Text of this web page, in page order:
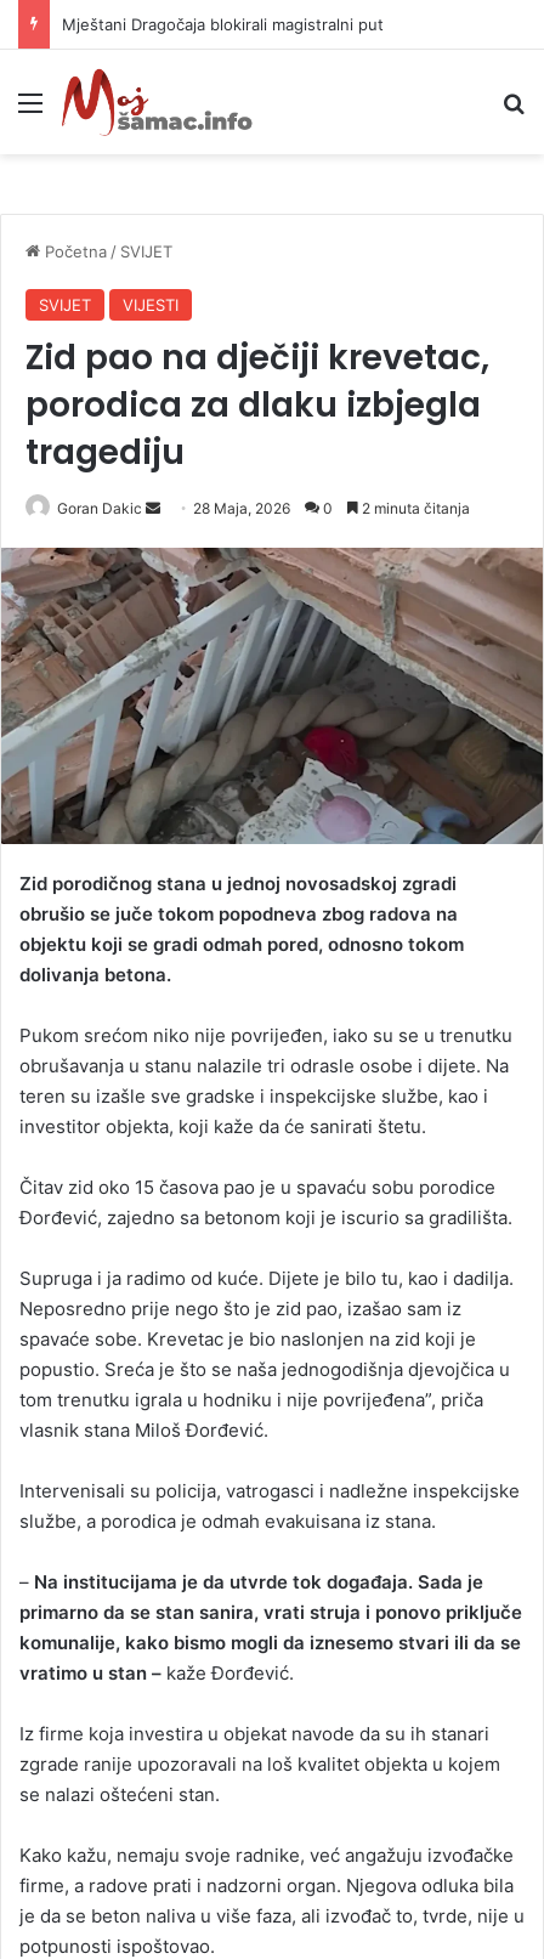
Helikopter ponovo gasi vatru u selima kod Trebinja
Meni
Početna / SVIJET
SVIJET VIJESTI
Zid pao na dječiji krevetac,
porodica za dlaku izbjegla
tragediju
Goran Dakic
n
d
a
n
m
a
i
28 Maja, 2026 0 2 minuta čitanja
Zid porodičnog stana u jednoj novosadskoj zgradi
obrušio se juče tokom popodneva zbog radova na
objektu koji se gradi odmah pored, odnosno tokom
dolivanja betona.
Pukom srećom niko nije povrijeđen, iako su se u trenutku
obrušavanja u stanu nalazile tri odrasle osobe i dijete. Na
teren su izašle sve gradske i inspekcijske službe, kao i
investitor objekta, koji kaže da će sanirati štetu.
Čitav zid oko 15 časova pao je u spavaću sobu porodice
Đorđević, zajedno sa betonom koji je iscurio sa gradilišta.
Supruga i ja radimo od kuće. Dijete je bilo tu, kao i dadilja.
Neposredno prije nego što je zid pao, izašao sam iz
spavaće sobe. Krevetac je bio naslonjen na zid koji je
popustio. Sreća je što se naša jednogodišnja d‌jevojčica u
tom trenutku igrala u hodniku i nije povrijeđena”, priča
vlasnik stana Miloš Đorđević.
Intervenisali su policija, vatrogasci i nadležne inspekcijske
službe, a porodica je odmah evakuisana iz stana.
– Na institucijama je da utvrde tok događaja. Sada je
primarno da se stan sanira, vrati struja i ponovo priključe
komunalije, kako bismo mogli da iznesemo stvari ili da se
vratimo u stan – kaže Đorđević.
Iz firme koja investira u objekat navode da su ih stanari
zgrade ranije upozoravali na loš kvalitet objekta u kojem
se nalazi oštećeni stan.
Kako kažu, nemaju svoje radnike, već angažuju izvođačke
firme, a radove prati i nadzorni organ. Njegova odluka bila
je da se beton naliva u više faza, ali izvođač to, tvrde, nije u
potpunosti ispoštovao.